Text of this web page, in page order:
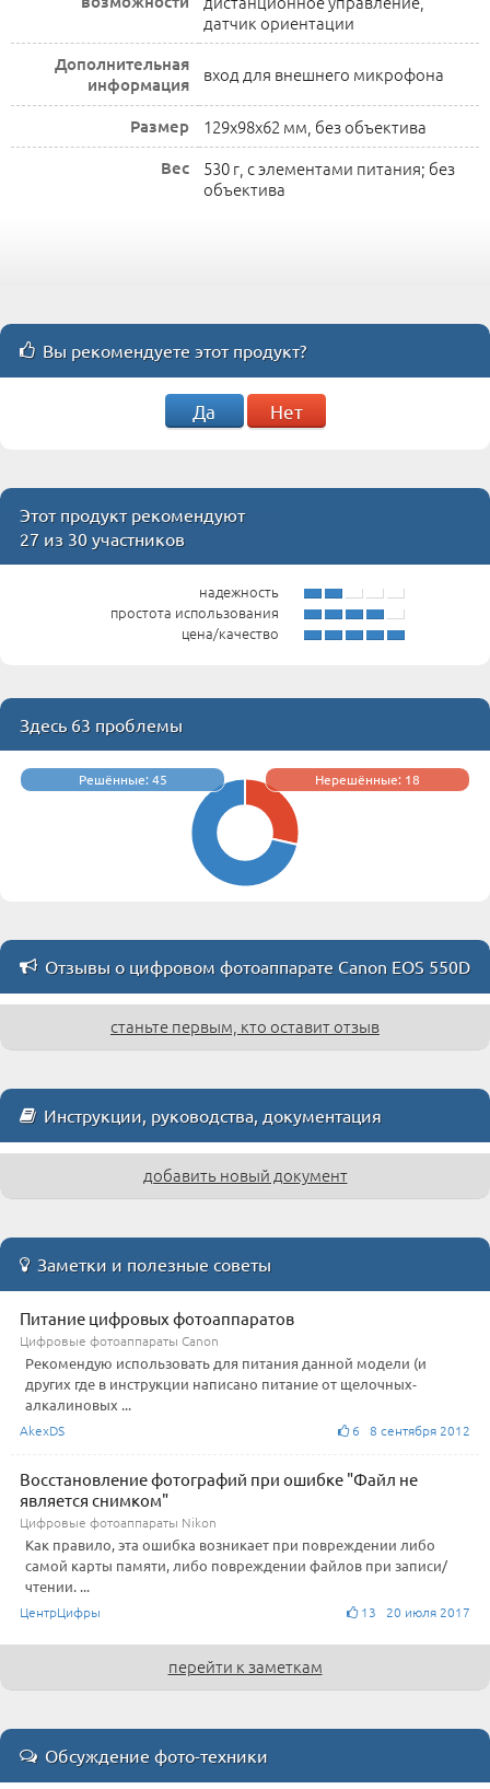
датчик ориентации
Дополнительная
информация
вход для внешнего микрофона
Размер 129x98x62 мм, без объектива
Вес
530 г, с элементами питания; без
объектива
Вы рекомендуете этот продукт?
Да Нет
Этот продукт рекомендуют
27 из 30 участников
надежность
простота использования
цена/качество
Здесь 63 проблемы
Решённые: 45 Нерешённые: 18
Отзывы о цифровом фотоаппарате Canon EOS 550D
станьте первым, кто оставит отзыв
Инструкции, руководства, документация
добавить новый документ
Заметки и полезные советы
Питание цифровых фотоаппаратов
Цифровые фотоаппараты Canon
Рекомендую использовать для питания данной модели (и
других где в инструкции написано питание от щелочных-
алкалиновых ...
AkexDS 6 8 сентября 2012
Восстановление фотографий при ошибке "Файл не
является снимком"
Цифровые фотоаппараты Nikon
Как правило, эта ошибка возникает при повреждении либо
самой карты памяти, либо повреждении файлов при записи/
чтении. ...
ЦентрЦифры 13 20 июля 2017
перейти к заметкам
Обсуждение фото-техники